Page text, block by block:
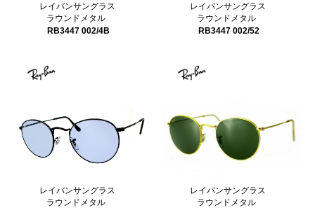
レイバンサングラス
ラウンドメタル
RB3447 002/4B
レイバンサングラス
ラウンドメタル
RB3447 002/52
レイバンサングラス
ラウンドメタル
レイバンサングラス
ラウンドメタル